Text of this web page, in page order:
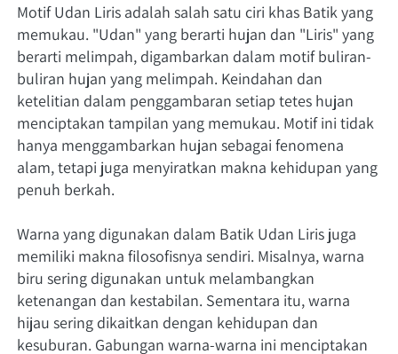
Motif Udan Liris adalah salah satu ciri khas Batik yang
memukau. "Udan" yang berarti hujan dan "Liris" yang
berarti melimpah, digambarkan dalam motif buliran-
buliran hujan yang melimpah. Keindahan dan
ketelitian dalam penggambaran setiap tetes hujan
menciptakan tampilan yang memukau. Motif ini tidak
hanya menggambarkan hujan sebagai fenomena
alam, tetapi juga menyiratkan makna kehidupan yang
penuh berkah.
Warna yang digunakan dalam Batik Udan Liris juga
memiliki makna filosofisnya sendiri. Misalnya, warna
biru sering digunakan untuk melambangkan
ketenangan dan kestabilan. Sementara itu, warna
hijau sering dikaitkan dengan kehidupan dan
kesuburan. Gabungan warna-warna ini menciptakan